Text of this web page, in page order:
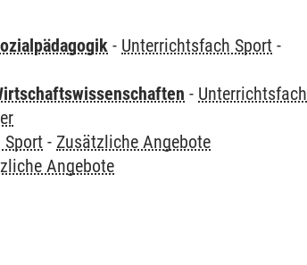
- Unterrichtsfach Sport -
- Unterrichtsfach
Sport - Zusätzliche Angebote
Angebote